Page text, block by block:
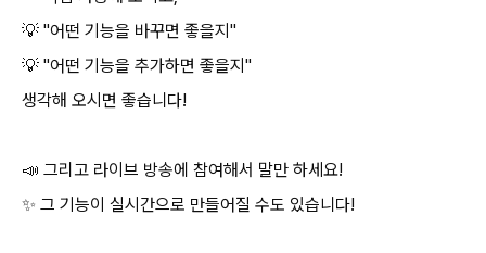
💡 "어떤 기능을 바꾸면 좋을지"
💡 "어떤 기능을 추가하면 좋을지"
생각해 오시면 좋습니다!
📣 그리고 라이브 방송에 참여해서 말만 하세요!
✨ 그 기능이 실시간으로 만들어질 수도 있습니다!